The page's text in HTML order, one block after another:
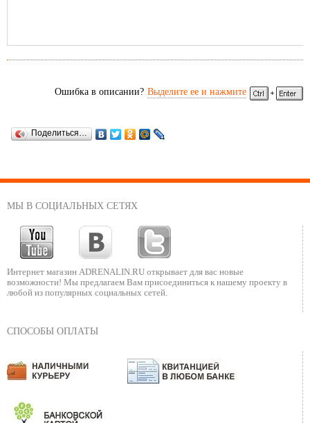
Ошибка в описании? Выделите ее и нажмите
Поделиться…
МЫ В СОЦИАЛЬНЫХ СЕТЯХ
Интернет магазин ADRENALIN.RU открывает для вас новые
возможности! Мы предлагаем Вам присоединиться к нашему проекту в
любой из популярных социальных сетей.
СПОСОБЫ ОПЛАТЫ